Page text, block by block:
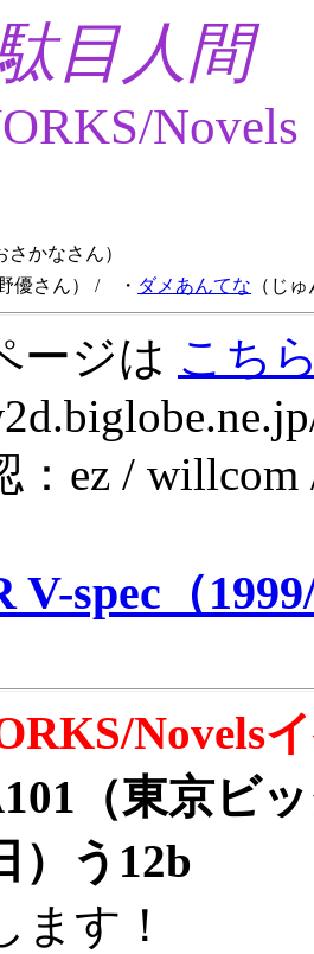
目人間
Novels
さかなさん）
優さん） / ・ ダメあんてな （じ
ージは こち
：ez /
V-spec（
Novels
（東京ビ
）う12b
ます！